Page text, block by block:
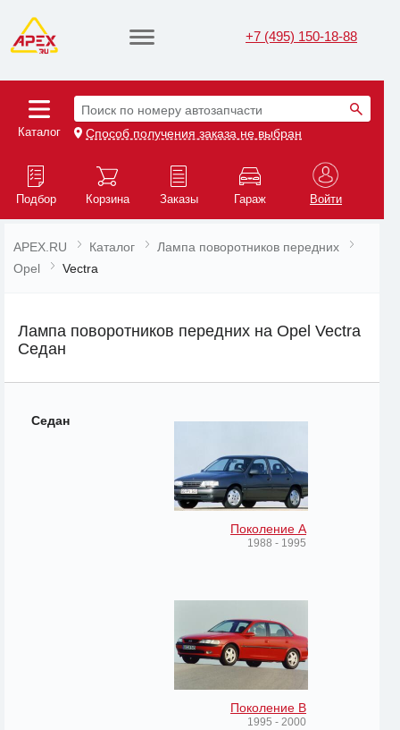
+7 (495) 150-18-88
Каталог
Поиск по номеру автозапчасти
Способ получения заказа не выбран
Подбор Корзина Заказы Гараж Войти
APEX.RU Каталог
Лампа поворотников передних
Opel
Vectra
Лампа поворотников передних на Opel Vectra
Седан
Седан
Поколение A
1988 - 1995
Поколение B
1995 - 2000